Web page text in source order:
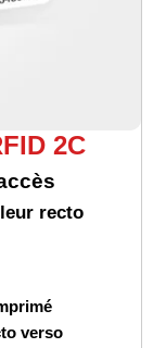
2C
recto
verso